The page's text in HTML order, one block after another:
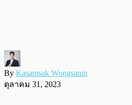
By Kasamsak Wongsanin
ตุลาคม 31, 2023